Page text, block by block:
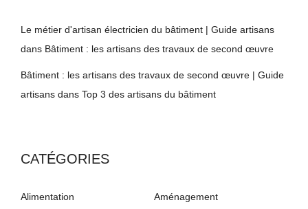
Le métier d'artisan électricien du bâtiment | Guide artisans
dans Bâtiment : les artisans des travaux de second œuvre
Bâtiment : les artisans des travaux de second œuvre | Guide
artisans dans Top 3 des artisans du bâtiment
CATÉGORIES
Alimentation Aménagement